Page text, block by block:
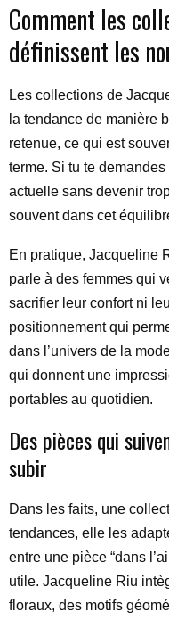
Comment les
définissent les
Les collections de
la tendance de manière
retenue, ce qui est
terme. Si tu te
actuelle sans devenir
souvent dans cet
En pratique, Jacqueline
parle à des femmes qui
sacrifier leur confort ni
positionnement qui
dans l’univers de la
qui donnent une
portables au quotidien.
Des pièces qui
subir
Dans les faits, une
tendances, elle les
entre une pièce “dans
utile. Jacqueline Riu
floraux, des motifs